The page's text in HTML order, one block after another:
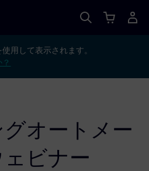
用して表示されます。
オートメー
ビナー